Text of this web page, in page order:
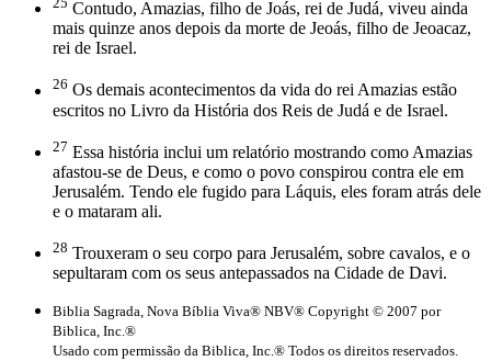
Contudo, Amazias, filho de Joás, rei de Judá, viveu ainda
mais quinze anos depois da morte de Jeoás, filho de Jeoacaz,
rei de Israel.
26 Os demais acontecimentos da vida do rei Amazias estão
escritos no Livro da História dos Reis de Judá e de Israel.
27 Essa história inclui um relatório mostrando como Amazias
afastou-se de Deus, e como o povo conspirou contra ele em
Jerusalém. Tendo ele fugido para Láquis, eles foram atrás dele
e o mataram ali.
28 Trouxeram o seu corpo para Jerusalém, sobre cavalos, e o
sepultaram com os seus antepassados na Cidade de Davi.
Biblia Sagrada, Nova Bíblia Viva® NBV® Copyright © 2007 por
Biblica, Inc.®
Usado com permissão da Biblica, Inc.® Todos os direitos reservados.